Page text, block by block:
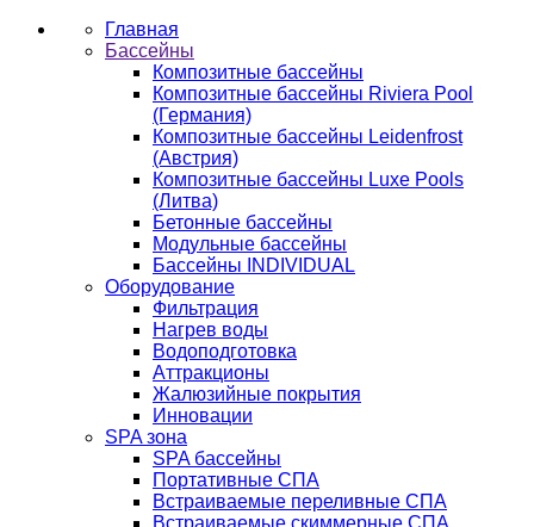
Главная
Бассейны
Композитные бассейны
Композитные бассейны Riviera Pool
(Германия)
Композитные бассейны Leidenfrost
(Австрия)
Композитные бассейны Luxe Pools
(Литва)
Бетонные бассейны
Модульные бассейны
Бассейны INDIVIDUAL
Оборудование
Фильтрация
Нагрев воды
Водоподготовка
Аттракционы
Жалюзийные покрытия
Инновации
SPA зона
SPA бассейны
Портативные СПА
Встраиваемые переливные СПА
Встраиваемые скиммерные СПА